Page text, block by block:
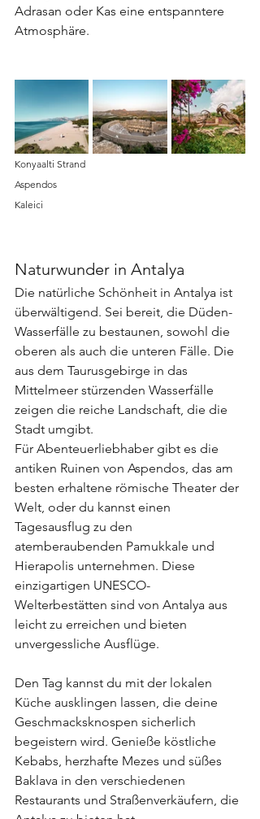
Adrasan oder Kas eine entspanntere
Atmosphäre.
Konyaalti Strand
Kaleici
Naturwunder in Antalya
Die natürliche Schönheit in Antalya ist
überwältigend. Sei bereit, die Düden-
Wasserfälle zu bestaunen, sowohl die
oberen als auch die unteren Fälle. Die
aus dem Taurusgebirge in das
Mittelmeer stürzenden Wasserfälle
zeigen die reiche Landschaft, die die
Stadt umgibt.
Für Abenteuerliebhaber gibt es die
antiken Ruinen von Aspendos, das am
besten erhaltene römische Theater der
Welt, oder du kannst einen
Tagesausflug zu den
atemberaubenden Pamukkale und
Hierapolis unternehmen. Diese
einzigartigen UNESCO-
Welterbestätten sind von Antalya aus
leicht zu erreichen und bieten
unvergessliche Ausflüge.
Den Tag kannst du mit der lokalen
Küche ausklingen lassen, die deine
Geschmacksknospen sicherlich
begeistern wird. Genieße köstliche
Kebabs, herzhafte Mezes und süßes
Baklava in den verschiedenen
Restaurants und Straßenverkäufern, die